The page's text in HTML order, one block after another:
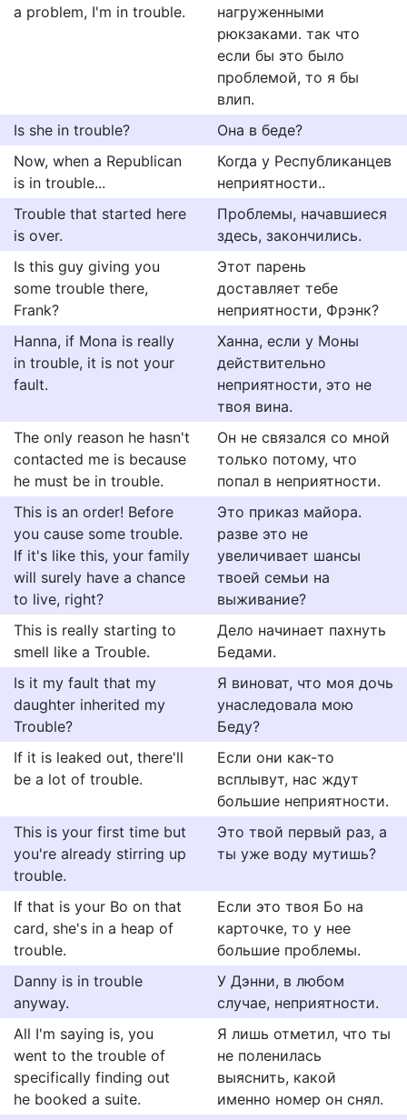
a problem, I'm in trouble.
нагруженными
рюкзаками. так что
если бы это было
проблемой, то я бы
влип.
Is she in trouble?
Она в беде?
Now, when a Republican
is in trouble...
Когда у Республиканцев
неприятности..
Trouble that started here
is over.
Проблемы, начавшиеся
здесь, закончились.
Is this guy giving you
some trouble there,
Frank?
Этот парень
доставляет тебе
неприятности, Фрэнк?
Hanna, if Mona is really
in trouble, it is not your
fault.
Ханна, если у Моны
действительно
неприятности, это не
твоя вина.
The only reason he hasn't
contacted me is because
he must be in trouble.
Он не связался со мной
только потому, что
попал в неприятности.
This is an order! Before
you cause some trouble.
If it's like this, your family
will surely have a chance
to live, right?
Это приказ майора.
разве это не
увеличивает шансы
твоей семьи на
выживание?
This is really starting to
smell like a Trouble.
Дело начинает пахнуть
Бедами.
Is it my fault that my
daughter inherited my
Trouble?
Я виноват, что моя дочь
унаследовала мою
Беду?
If it is leaked out, there'll
be a lot of trouble.
Если они как-то
всплывут, нас ждут
большие неприятности.
This is your first time but
you're already stirring up
trouble.
Это твой первый раз, а
ты уже воду мутишь?
If that is your Bo on that
card, she's in a heap of
trouble.
Если это твоя Бо на
карточке, то у нее
большие проблемы.
Danny is in trouble
anyway.
У Дэнни, в любом
случае, неприятности.
All I'm saying is, you
went to the trouble of
specifically finding out
he booked a suite.
Я лишь отметил, что ты
не поленилась
выяснить, какой
именно номер он снял.